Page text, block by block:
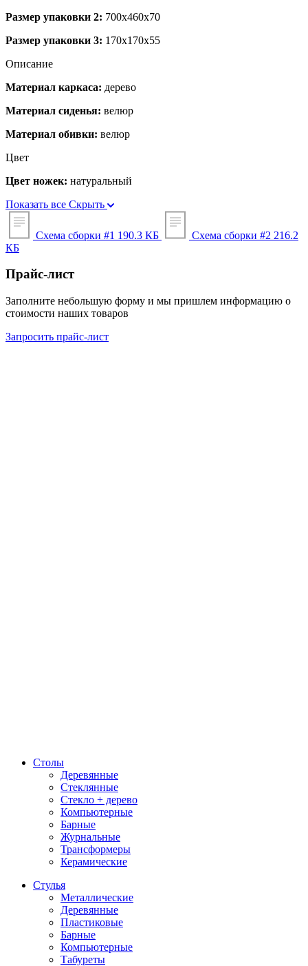
Размер упаковки 2: 700x460x70
Размер упаковки 3: 170x170x55
Описание
Материал каркаса: дерево
Материал сиденья: велюр
Материал обивки: велюр
Цвет
Цвет ножек: натуральный
Показать все Скрыть
Схема сборки #1 190.3 КБ Схема сборки #2 216.2
КБ
Прайс-лист
Заполните небольшую форму и мы пришлем информацию о
стоимости наших товаров
Запросить прайс-лист
Столы
Деревянные
Стеклянные
Стекло + дерево
Компьютерные
Барные
Журнальные
Трансформеры
Керамические
Стулья
Металлические
Деревянные
Пластиковые
Барные
Компьютерные
Табуреты